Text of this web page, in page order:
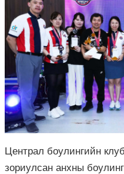
Централ боулингийн
зориулсан анхны